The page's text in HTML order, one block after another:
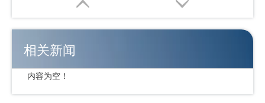
相关新闻
内容为空！